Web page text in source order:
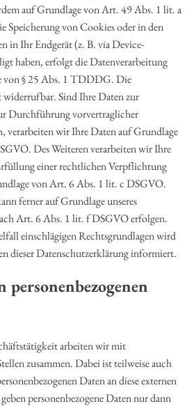
auf Grundlage von Art. 49 Abs. 1 lit. a
Speicherung von Cookies oder in den
in Ihr Endgerät (z. B. via Device-
haben, erfolgt die Datenverarbeitung
von § 25 Abs. 1 TDDDG. Die
Sind Ihre Daten zur
Durchführung vorvertraglicher
verarbeiten wir Ihre Daten auf Grundlage
Des Weiteren verarbeiten wir Ihre
einer rechtlichen Verpflichtung
von Art. 6 Abs. 1 lit. c DSGVO.
ferner auf Grundlage unseres
Art. 6 Abs. 1 lit. f DSGVO erfolgen.
einschlägigen Rechtsgrundlagen wird
dieser Datenschutzerklärung informiert.
personenbezogenen
arbeiten wir mit
zusammen. Dabei ist teilweise auch
Daten an diese externen
personenbezogene Daten nur dann